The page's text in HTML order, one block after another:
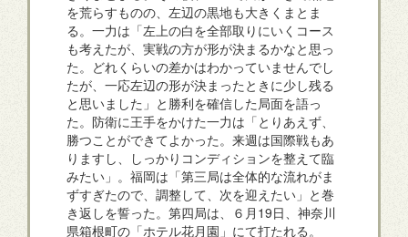
を荒らすものの、左辺の黒地も大きくまとま
る。一力は「左上の白を全部取りにいくコース
も考えたが、実戦の方が形が決まるかなと思っ
た。どれくらいの差かはわかっていませんでし
たが、一応左辺の形が決まったときに少し残る
と思いました」と勝利を確信した局面を語っ
た。防衛に王手をかけた一力は「とりあえず、
勝つことができてよかった。来週は国際戦もあ
りますし、しっかりコンディションを整えて臨
みたい」。福岡は「第三局は全体的な流れがま
ずすぎたので、調整して、次を迎えたい」と巻
き返しを誓った。第四局は、６月19日、神奈川
県箱根町の「ホテル花月園」にて打たれる。